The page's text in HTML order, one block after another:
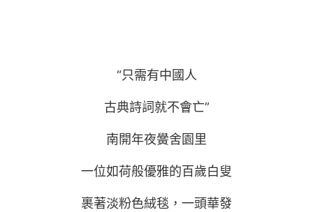
“只需有中國人
古典詩詞就不會亡”
南開年夜黌舍園里
一位如荷般優雅的百歲白叟
裹著淡粉色絨毯，一頭華發